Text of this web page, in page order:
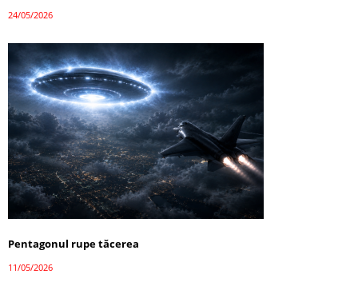
24/05/2026
Pentagonul rupe tăcerea
11/05/2026